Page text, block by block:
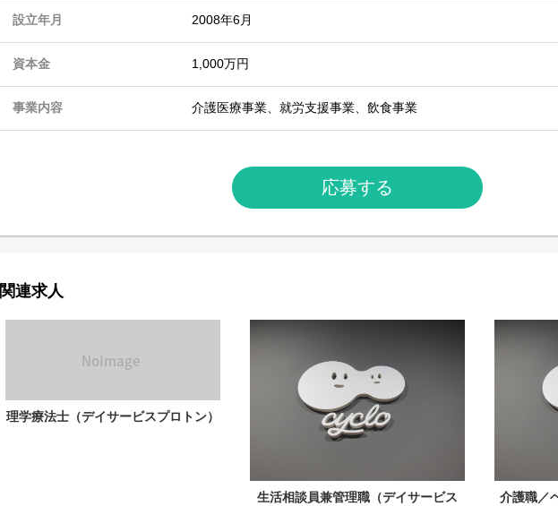
設立年月 2008年6月
資本金 1,000万円
事業内容 介護医療事業、就労支援事業、飲食事業
応募する
関連求人
理学療法士（デイサービスプロトン）
生活相談員兼管理職（デイサービス 介護職／